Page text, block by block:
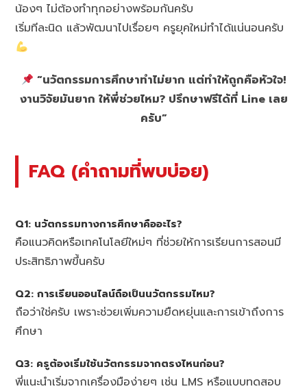
น้องๆ ไม่ต้องทำทุกอย่างพร้อมกันครับ
เริ่มทีละนิด แล้วพัฒนาไปเรื่อยๆ ครูยุคใหม่ทำได้แน่นอนครับ
“นวัตกรรมการศึกษาทำไม่ยาก แต่ทำให้ถูกคือหัวใจ!
งานวิจัยมันยาก ให้พี่ช่วยไหม? ปรึกษาฟรีได้ที่ Line เลย
ครับ”
FAQ (คำถามที่พบบ่อย)
Q1: นวัตกรรมทางการศึกษาคืออะไร?
คือแนวคิดหรือเทคโนโลยีใหม่ๆ ที่ช่วยให้การเรียนการสอนมี
ประสิทธิภาพขึ้นครับ
Q2: การเรียนออนไลน์ถือเป็นนวัตกรรมไหม?
ถือว่าใช่ครับ เพราะช่วยเพิ่มความยืดหยุ่นและการเข้าถึงการ
ศึกษา
Q3: ครูต้องเริ่มใช้นวัตกรรมจากตรงไหนก่อน?
พี่แนะนำเริ่มจากเครื่องมือง่ายๆ เช่น LMS หรือแบบทดสอบ